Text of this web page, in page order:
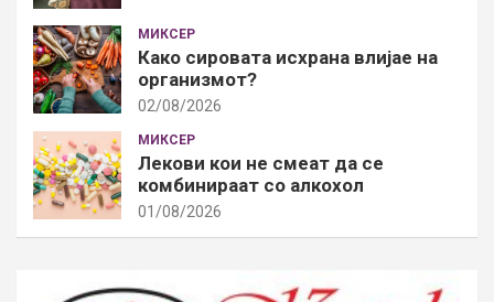
МИКСЕР
Како сировата исхрана влијае на
организмот?
02/08/2026
МИКСЕР
Лекови кои не смеат да се
комбинираат со алкохол
01/08/2026